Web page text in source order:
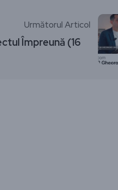
Următorul Articol
Împreună (16